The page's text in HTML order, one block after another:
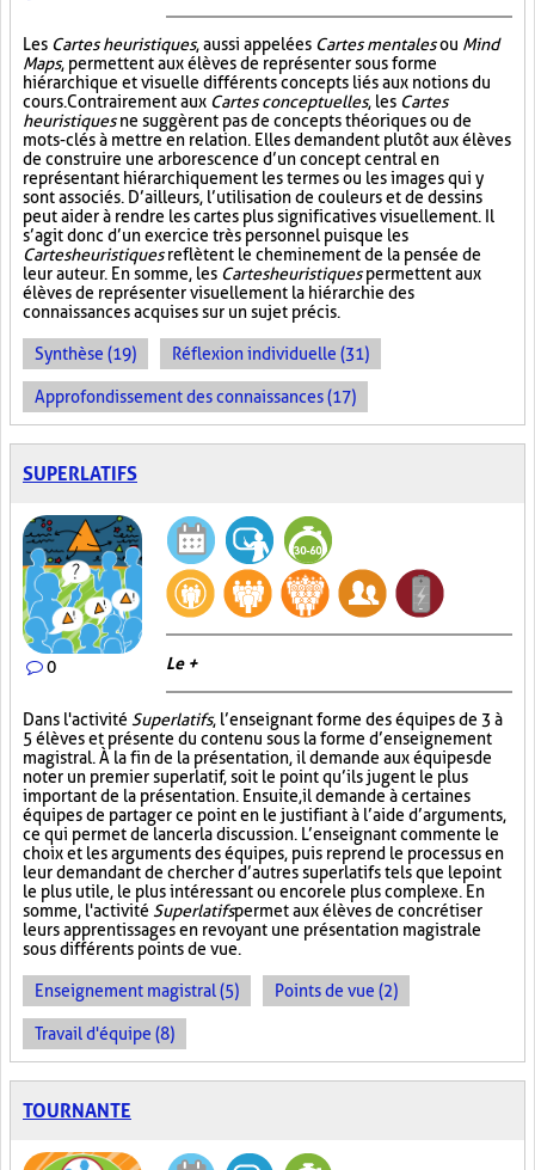
Les Cartes heuristiques, aussi appelées Cartes mentalesou Mind
Maps, permettent aux élèves de représenter sous forme
hiérarchique et visuelle différents concepts liés aux notions du
cours. Contrairement aux Cartes conceptuelles, les Cartes
heuristiquesne suggèrent pas de concepts théoriques ou de
mots-clés à mettre en relation. Elles demandent plutôt aux élèves
de construire une arborescence d’un concept central en
représentant hiérarchiquement les termes ou les images qui y
sont associés. D’ailleurs, l’utilisation de couleurs et de dessins
peut aider à rendre les cartes plus significatives visuellement. Il
s’agit donc d’un exercice très personnel puisque les
Cartes heuristiquesreflètent le cheminement de la pensée de
leur auteur. En somme, les Cartes heuristiquespermettent aux
élèves de représenter visuellement la hiérarchie des
connaissances acquises sur un sujet précis.
Synthèse (19) Réflexion individuelle (31)
Approfondissement des connaissances (17)
SUPERLATIFS
0 Le +
Dans l'activité Superlatifs, l’enseignant forme des équipes de 3 à
5 élèves et présente du contenu sous la forme d’enseignement
magistral. À la fin de la présentation, il demande aux équipes de
noter un premier superlatif, soit le point qu’ils jugent le plus
important de la présentation. Ensuite, il demande à certaines
équipes de partager ce point en le justifiant à l’aide d’arguments,
ce qui permet de lancer la discussion. L’enseignant commente le
choix et les arguments des équipes, puis reprend le processus en
leur demandant de chercher d’autres superlatifs tels que le point
le plus utile, le plus intéressant ou encore le plus complexe. En
somme, l'activité Superlatifspermet aux élèves de concrétiser
leurs apprentissages en revoyant une présentation magistrale
sous différents points de vue.
Enseignement magistral (5) Points de vue (2)
Travail d'équipe (8)
TOURNANTE